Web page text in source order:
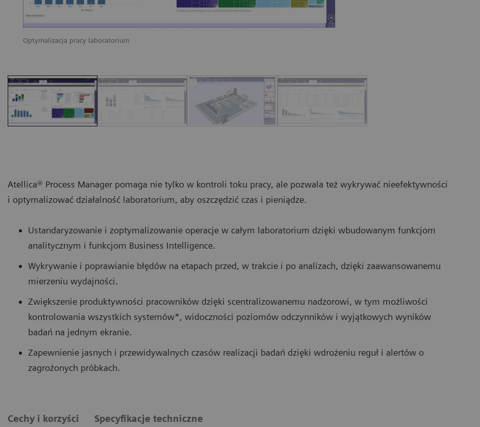
Optymalizacja pracy laboratorium
Atellica® Process Manager pomaga nie tylko w kontroli toku pracy, ale pozwala też wykrywać nieefektywności
i optymalizować działalność laboratorium, aby oszczędzić czas i pieniądze.
Ustandaryzowanie i zoptymalizowanie operacje w całym laboratorium dzięki wbudowanym funkcjom
analitycznym i funkcjom Business Intelligence.
Wykrywanie i poprawianie błędów na etapach przed, w trakcie i po analizach, dzięki zaawansowanemu
mierzeniu wydajności.
Zwiększenie produktywności pracowników dzięki scentralizowanemu nadzorowi, w tym możliwości
kontrolowania wszystkich systemów*, widoczności poziomów odczynników i wyjątkowych wyników
badań na jednym ekranie.
Zapewnienie jasnych i przewidywalnych czasów realizacji badań dzięki wdrożeniu reguł i alertów o
zagrożonych próbkach.
Cechy i korzyści Specyfikacje techniczne